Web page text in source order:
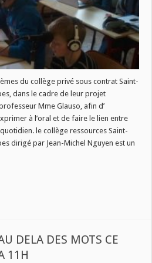
du collège privé sous contrat Saint-
dans le cadre de leur projet
Mme Glauso, afin d’
à l’oral et de faire le lien entre
le collège ressources Saint-
dirigé par Jean-Michel Nguyen est un
DELA DES MOTS CE
11H